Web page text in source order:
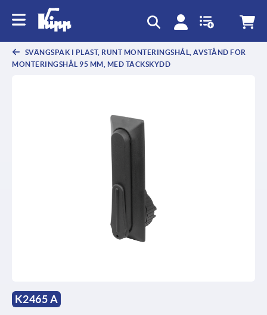
SVÄNGSPAK I PLAST, RUNT MONTERINGSHÅL, AVSTÅND FÖR
MONTERINGSHÅL 95 MM, MED TÄCKSKYDD
K2465 A